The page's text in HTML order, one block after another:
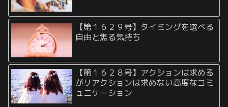
【第１６２９号】タイミングを選べる
自由と焦る気持ち
【第１６２８号】アクションは求める
がリアクションは求めない高度なコミ
ュニケーション